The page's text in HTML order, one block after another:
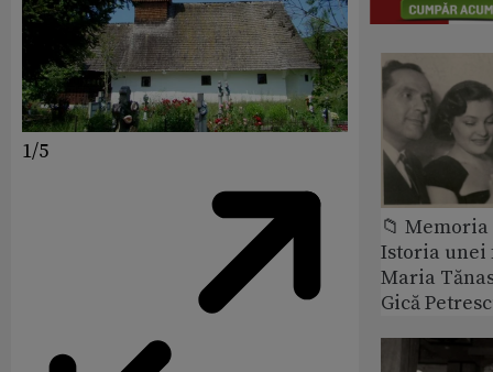
1/5
📁
Istoria
Maria
Gică